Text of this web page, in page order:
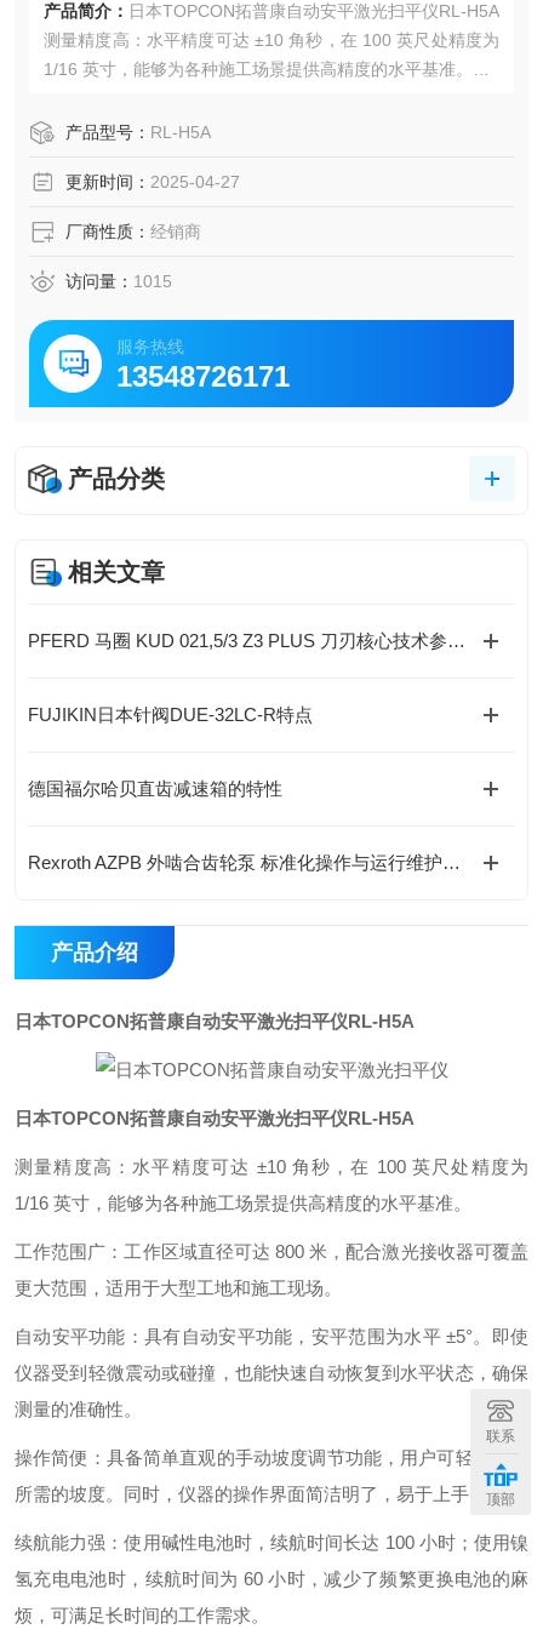
产品简介： 日本TOPCON拓普康自动安平激光扫平仪RL-H5A
测量精度高：水平精度可达 ±10 角秒，在 100 英尺处精度为
1/16 英寸，能够为各种施工场景提供高精度的水平基准。
覆盖更大范围，适用于大型工地和施工现场。
使仪器受到轻微震动或碰撞，也能快速自动恢复到水平状
产品型号： RL-H5A
更新时间： 2025-04-27
厂商性质： 经销商
访问量： 1015
服务热线
13548726171
产品分类
相关文章
PFERD 马圈 KUD 021,5/3 Z3 PLUS 刀刃核心技术参数规范
FUJIKIN日本针阀DUE-32LC-R特点
德国福尔哈贝直齿减速箱的特性
Rexroth AZPB 外啮合齿轮泵 标准化操作与运行维护规程
产品介绍
日本TOPCON拓普康自动安平激光扫平仪RL-H5A
日本TOPCON拓普康自动安平激光扫平仪RL-H5A
测量精度高：水平精度可达 ±10 角秒，在 100 英尺处精度为
1/16 英寸，能够为各种施工场景提供高精度的水平基准。
工作范围广：工作区域直径可达 800 米，配合激光接收器可覆盖
更大范围，适用于大型工地和施工现场。
自动安平功能：具有自动安平功能，安平范围为水平 ±5°。即使
仪器受到轻微震动或碰撞，也能快速自动恢复到水平状态，确保
测量的准确性。
操作简便：具备简单直观的手动坡度调节功能，用户可轻松设置
所需的坡度。同时，仪器的操作界面简洁明了，易于上手。
续航能力强：使用碱性电池时，续航时间长达 100 小时；使用镍
氢充电电池时，续航时间为 60 小时，减少了频繁更换电池的麻
烦，可满足长时间的工作需求。
联系
顶部